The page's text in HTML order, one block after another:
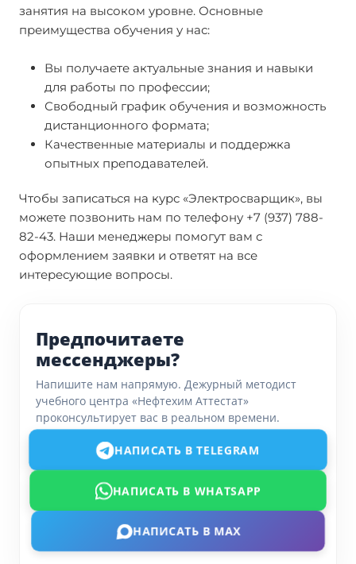
занятия на высоком уровне. Основные
преимущества обучения у нас:
Вы получаете актуальные знания и навыки
для работы по профессии;
Свободный график обучения и возможность
дистанционного формата;
Качественные материалы и поддержка
опытных преподавателей.
Чтобы записаться на курс «Электросварщик», вы
можете позвонить нам по телефону +7 (937) 788-
82-43. Наши менеджеры помогут вам с
оформлением заявки и ответят на все
интересующие вопросы.
Предпочитаете
мессенджеры?
Напишите нам напрямую. Дежурный методист
учебного центра «Нефтехим Аттестат»
проконсультирует вас в реальном времени.
НАПИСАТЬ В TELEGRAM
НАПИСАТЬ В WHATSAPP
НАПИСАТЬ В MAX